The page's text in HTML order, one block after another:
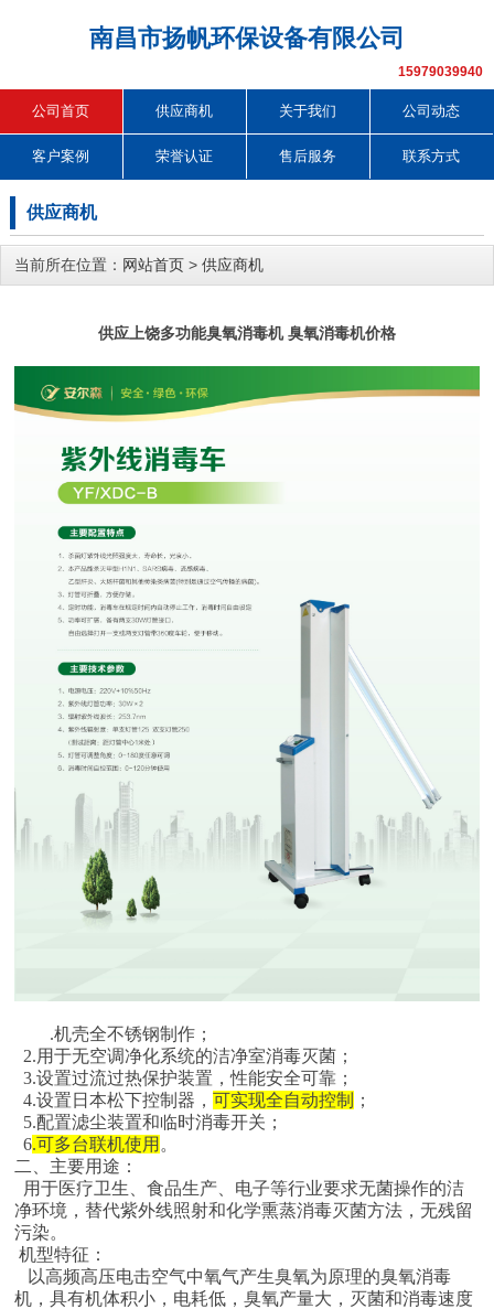
南昌市扬帆环保设备有限公司
15979039940
公司首页 供应商机 关于我们 公司动态
客户案例 荣誉认证 售后服务 联系方式
供应商机
当前所在位置： 网站首页 > 供应商机
供应上饶多功能臭氧消毒机 臭氧消毒机价格
.机壳全不锈钢制作；
2.用于无空调净化系统的洁净室消毒灭菌；
3.设置过流过热保护装置，性能安全可靠；
4.设置日本松下控制器，可实现全自动控制
；
5.配置滤尘装置和临时消毒开关；
6.可多台联机使用 。
二、主要用途：
用于医疗卫生、食品生产、电子等行业要求无菌操作的洁
净环境，替代紫外线照射和化学熏蒸消毒灭菌方法，无残留
污染。
机型特征：
以高频高压电击空气中氧气产生臭氧为原理的臭氧消毒
机，具有机体积小，电耗低，臭氧产量大，灭菌和消毒速度